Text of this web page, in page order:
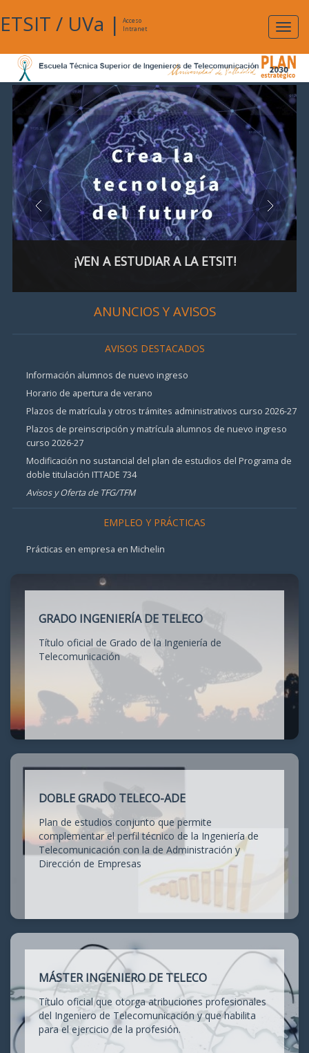
ETSIT / UVa |
Acceso
Intranet
¡VEN A ESTUDIAR A LA ETSIT!
ANUNCIOS Y AVISOS
AVISOS DESTACADOS
Información alumnos de nuevo ingreso
Horario de apertura de verano
Plazos de matrícula y otros trámites administrativos curso 2026-27
Plazos de preinscripción y matrícula alumnos de nuevo ingreso
curso 2026-27
Modificación no sustancial del plan de estudios del Programa de
doble titulación ITTADE 734
Avisos y Oferta de TFG/TFM
EMPLEO Y PRÁCTICAS
Prácticas en empresa en Michelin
GRADO INGENIERÍA DE TELECO
Título oficial de Grado de la Ingeniería de
Telecomunicación
DOBLE GRADO TELECO-ADE
Plan de estudios conjunto que permite
complementar el perfil técnico de la Ingeniería de
Telecomunicación con la de Administración y
Dirección de Empresas
MÁSTER INGENIERO DE TELECO
Título oficial que otorga atribuciones profesionales
del Ingeniero de Telecomunicación y que habilita
para el ejercicio de la profesión.